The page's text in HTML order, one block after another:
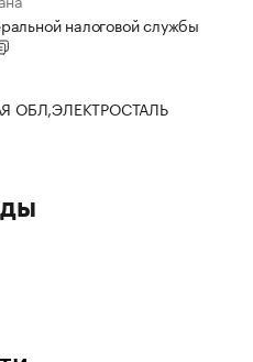
налоговой службы
ОБЛ,ЭЛЕКТРОСТАЛЬ